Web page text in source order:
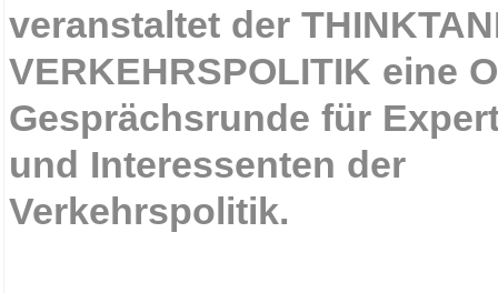
veranstaltet der
VERKEHRSPOLITIK eine
Gesprächsrunde für
und Interessenten der
Verkehrspolitik.